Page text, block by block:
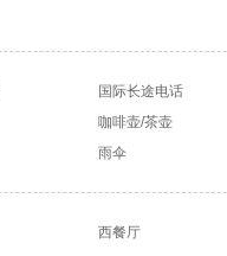
国际长途电话
咖啡壶/茶壶
雨伞
西餐厅